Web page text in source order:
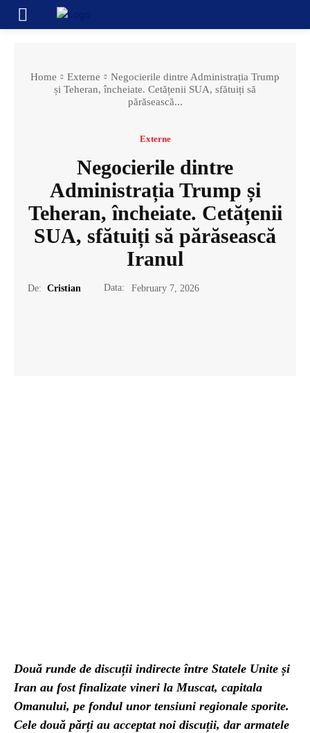
Home Externe
Negocierile dintre Administrația Trump
și Teheran, încheiate. Cetățenii SUA, sfătuiți să
părăsească...
Externe
Negocierile dintre
Administrația Trump și
Teheran, încheiate. Cetățenii
SUA, sfătuiți să părăsească
Iranul
De: Cristian Data: February 7, 2026
Două runde de discuții indirecte între Statele Unite și
Iran au fost finalizate vineri la Muscat, capitala
Omanului, pe fondul unor tensiuni regionale sporite.
Cele două părți au acceptat noi discuții, dar armatele